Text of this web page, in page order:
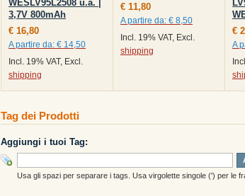
WESLV95L2508 u.a. |
3,7V 800mAh
€ 16,80
A partire da: € 14,50
Incl. 19% VAT, Excl.
shipping
€ 11,80
A partire da: € 8,50
Incl. 19% VAT, Excl.
shipping
€
A
Tag dei Prodotti
Aggiungi i tuoi Tag:
Usa gli spazi per separare i tags. Usa virgolette singole (') per le